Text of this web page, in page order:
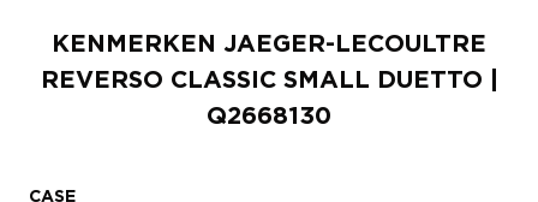
KENMERKEN JAEGER-LECOULTRE
REVERSO CLASSIC SMALL DUETTO
Q2668130
CASE